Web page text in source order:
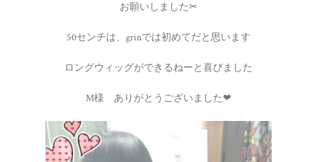
お願いしました✂
50センチは、grinでは初めてだと思います
ロングウィッグができるねーと喜びました
M様 ありがとうございました❤